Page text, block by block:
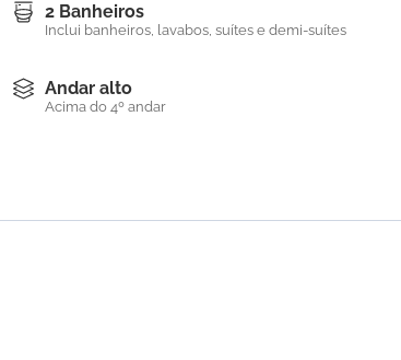
2 Banheiros
Inclui banheiros, lavabos, suítes e demi-suítes
Andar alto
Acima do 4º andar